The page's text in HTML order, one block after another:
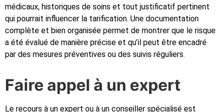
médicaux, historiques de soins et tout justificatif pertinent
qui pourrait influencer la tarification. Une documentation
complète et bien organisée permet de montrer que le risque
a été évalué de manière précise et qu’il peut être encadré
par des mesures préventives ou des suivis réguliers.
Faire appel à un expert
Le recours à un expert ou à un conseiller spécialisé est